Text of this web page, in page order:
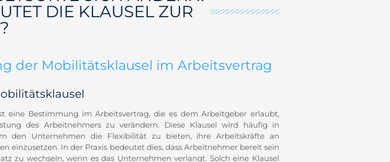
DIE KLAUSEL ZUR
der Mobilitätsklausel im Arbeitsvertrag
eine Bestimmung im Arbeitsvertrag, die es dem Arbeitgeber erlaubt,
des Arbeitnehmers zu verändern. Diese Klausel wird häufig in
den Unternehmen die Flexibilität zu bieten, ihre Arbeitskräfte an
einzusetzen. In der Praxis bedeutet dies, dass Arbeitnehmer bereit sein
zu wechseln, wenn es das Unternehmen verlangt. Solch eine Klausel